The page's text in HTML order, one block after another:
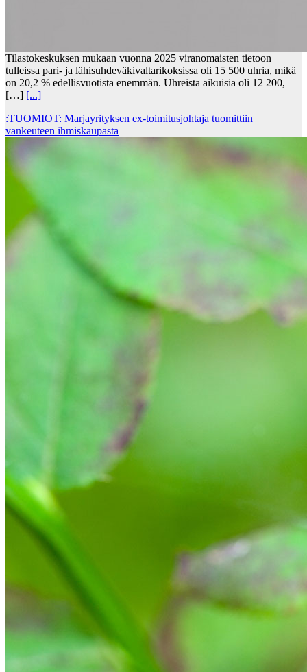
Tilastokeskuksen mukaan vuonna 2025 viranomaisten tietoon
tulleissa pari- ja lähisuhdeväkivaltarikoksissa oli 15 500 uhria, mikä
on 20,2 % edellisvuotista enemmän. Uhreista aikuisia oli 12 200,
[…] [...]
:TUOMIOT: Marjayrityksen ex-toimitusjohtaja tuomittiin
vankeuteen ihmiskaupasta